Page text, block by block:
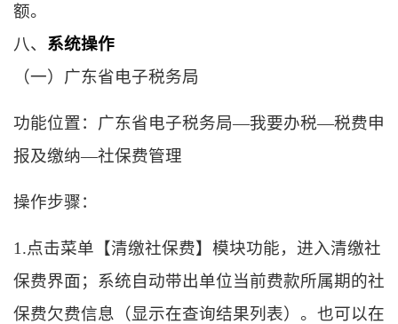
额。
八、 系统操作
（一）广东省电子税务局
功能位置：广东省电子税务局—我要办税—税费申
报及缴纳—社保费管理
操作步骤：
1.点击菜单【清缴社保费】模块功能，进入清缴社
保费界面；系统自动带出单位当前费款所属期的社
保费欠费信息（显示在查询结果列表）。也可以在